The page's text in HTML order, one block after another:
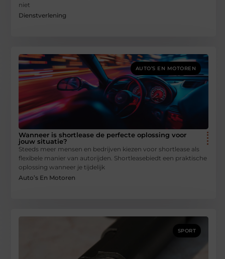
niet
Dienstverlening
AUTO’S EN MOTOREN
Wanneer is shortlease de perfecte oplossing voor
jouw situatie?
Steeds meer mensen en bedrijven kiezen voor shortlease als
flexibele manier van autorijden. Shortleasebiedt een praktische
oplossing wanneer je tijdelijk
Auto’s En Motoren
SPORT